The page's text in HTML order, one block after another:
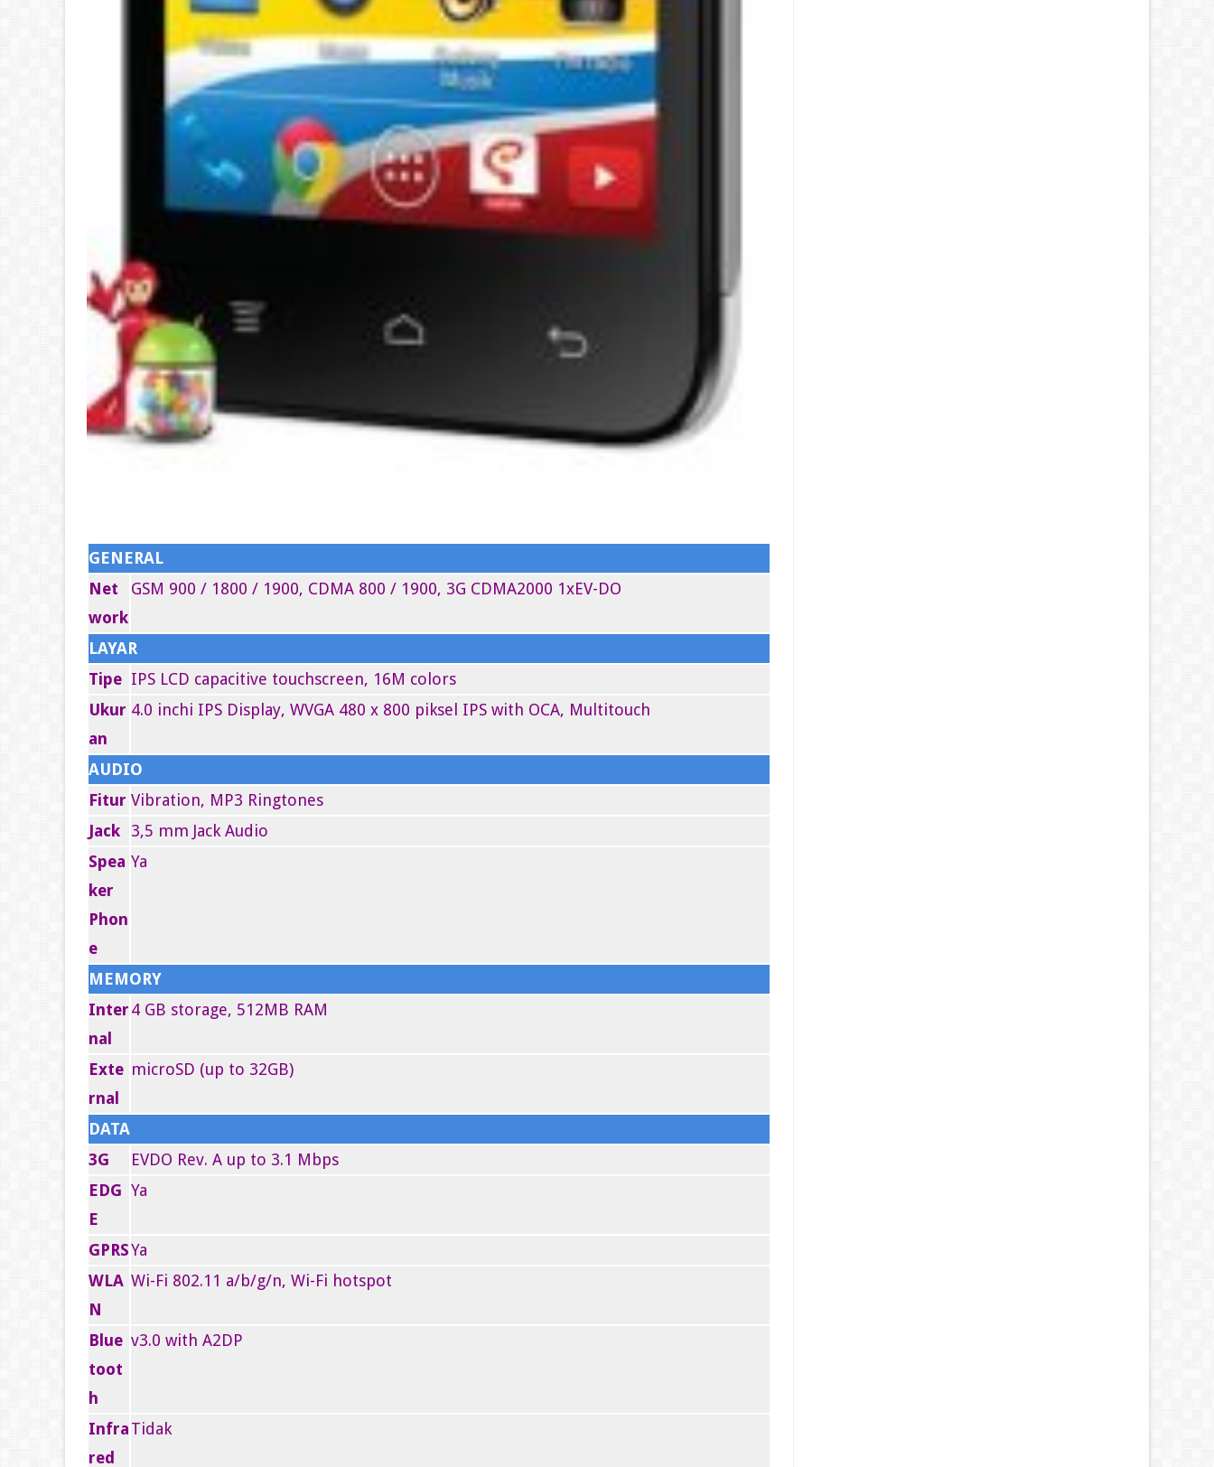
GENERAL
Net
work
GSM 900 / 1800 / 1900, CDMA 800 / 1900, 3G CDMA2000 1xEV-DO
LAYAR
Tipe IPS LCD capacitive touchscreen, 16M colors
Ukur
an
4.0 inchi IPS Display, WVGA 480 x 800 piksel IPS with OCA, Multitouch
AUDIO
Fitur Vibration, MP3 Ringtones
Jack
3,5 mm Jack Audio
Spea
ker
Phon
e
Ya
MEMORY
Inter
nal
4 GB storage, 512MB RAM
Exte
rnal
microSD (up to 32GB)
DATA
3G
EVDO Rev. A up to 3.1 Mbps
EDG
E
Ya
GPRSYa
WLA
N
Wi-Fi 802.11 a/b/g/n, Wi-Fi hotspot
Blue
toot
h
v3.0 with A2DP
Infra
red
Tidak